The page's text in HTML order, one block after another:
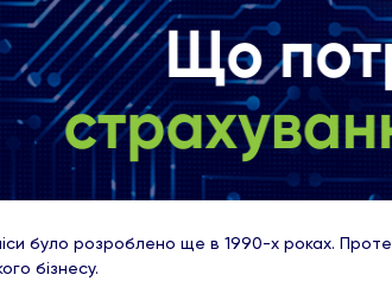
було розроблено ще в 1990-х роках.
бізнесу.